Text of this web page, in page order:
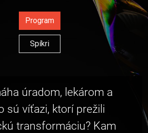
Program
Spíkri
úradom, lekárom a
sú víťazi, ktorí prežili
transformáciu? Kam